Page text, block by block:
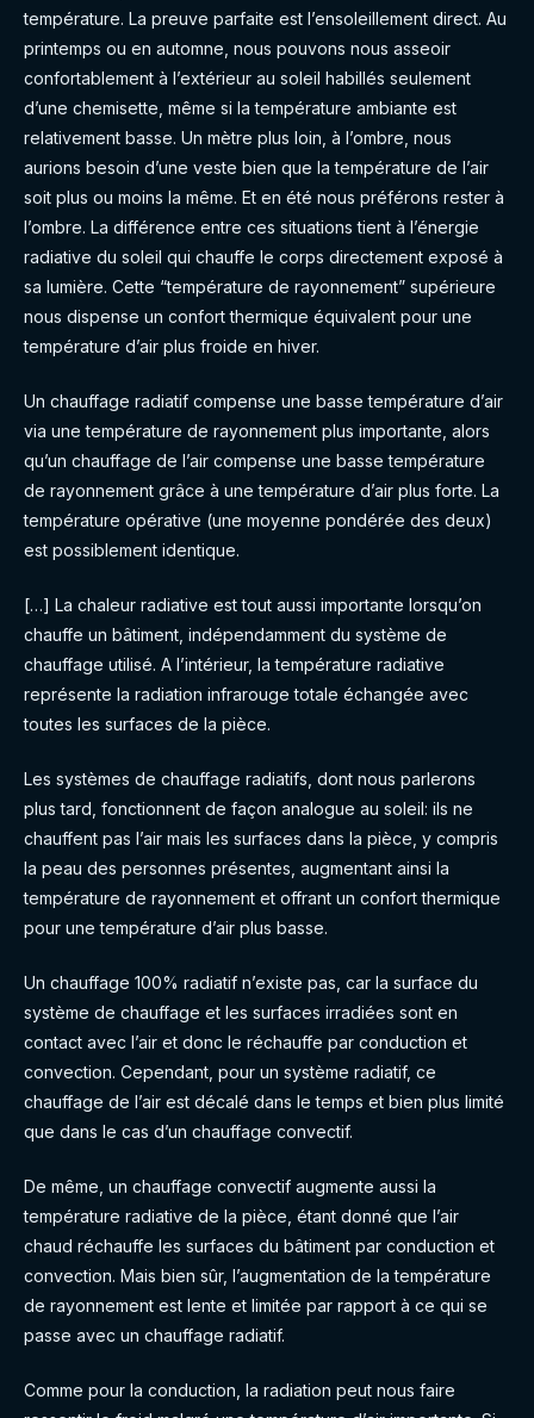
température. La preuve parfaite est l’ensoleillement direct. Au
printemps ou en automne, nous pouvons nous asseoir
confortablement à l’extérieur au soleil habillés seulement
d’une chemisette, même si la température ambiante est
relativement basse. Un mètre plus loin, à l’ombre, nous
aurions besoin d’une veste bien que la température de l’air
soit plus ou moins la même. Et en été nous préférons rester à
l’ombre. La différence entre ces situations tient à l’énergie
radiative du soleil qui chauffe le corps directement exposé à
sa lumière. Cette “température de rayonnement” supérieure
nous dispense un confort thermique équivalent pour une
température d’air plus froide en hiver.
Un chauffage radiatif compense une basse température d’air
via une température de rayonnement plus importante, alors
qu’un chauffage de l’air compense une basse température
de rayonnement grâce à une température d’air plus forte. La
température opérative (une moyenne pondérée des deux)
est possiblement identique.
[…] La chaleur radiative est tout aussi importante lorsqu’on
chauffe un bâtiment, indépendamment du système de
chauffage utilisé. A l’intérieur, la température radiative
représente la radiation infrarouge totale échangée avec
toutes les surfaces de la pièce.
Les systèmes de chauffage radiatifs, dont nous parlerons
plus tard, fonctionnent de façon analogue au soleil: ils ne
chauffent pas l’air mais les surfaces dans la pièce, y compris
la peau des personnes présentes, augmentant ainsi la
température de rayonnement et offrant un confort thermique
pour une température d’air plus basse.
Un chauffage 100% radiatif n’existe pas, car la surface du
système de chauffage et les surfaces irradiées sont en
contact avec l’air et donc le réchauffe par conduction et
convection. Cependant, pour un système radiatif, ce
chauffage de l’air est décalé dans le temps et bien plus limité
que dans le cas d’un chauffage convectif.
De même, un chauffage convectif augmente aussi la
température radiative de la pièce, étant donné que l’air
chaud réchauffe les surfaces du bâtiment par conduction et
convection. Mais bien sûr, l’augmentation de la température
de rayonnement est lente et limitée par rapport à ce qui se
passe avec un chauffage radiatif.
Comme pour la conduction, la radiation peut nous faire